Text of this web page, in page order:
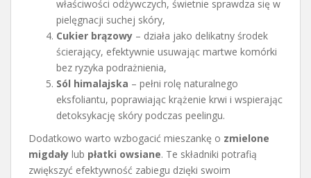
właściwości odżywczych, świetnie sprawdza się w
pielęgnacji suchej skóry,
Cukier brązowy – działa jako delikatny środek
ścierający, efektywnie usuwając martwe komórki
bez ryzyka podrażnienia,
Sól himalajska – pełni rolę naturalnego
eksfoliantu, poprawiając krążenie krwi i wspierając
detoksykację skóry podczas peelingu.
Dodatkowo warto wzbogacić mieszankę o zmielone
migdały lub płatki owsiane. Te składniki potrafią
zwiększyć efektywność zabiegu dzięki swoim